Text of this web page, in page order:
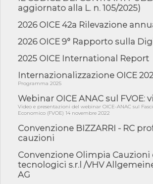
04/08/26 - DL PA: previste cancellazioni da
per ...
COP31, An...
04/08/26 - CdS, project financing: progetto di
04/08/26 - Rapporto Anac corruzione 2020-
penali per ...
04/08/26 - CdS: partecipazione alla gara non
acquiescenza r...
04/08/26 - DL Infrastrutture approvato alla
Senato
esterno per v...
03/08/26 - Gruppo FS: nel primo semestre
aggiudicazioni e...
aggiornato alla L. n. 105/2025)
2026 OICE 42a Rilevazione
2026 OICE 9° Rapporto sulla
2025 OICE International Report
Internazionalizzazione OICE
Programma 2025
Webinar OICE ANAC sul FVOE:
Video e presentazioni del webinar OICE-ANAC sul
Economico (FVOE) 14 novembre 2022
Convenzione BIZZARRI - RC
cauzioni
Convenzione Olimpia Cauzioni
tecnologici s.r.l /VHV
AG